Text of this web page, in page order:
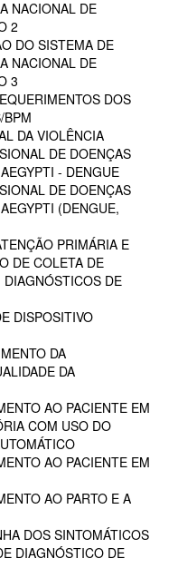
NACIONAL DE
2
DO SISTEMA DE
NACIONAL DE
3
DOS
BPM
DA VIOLÊNCIA
DE DOENÇAS
- DENGUE
DE DOENÇAS
(DENGUE,
PRIMÁRIA E
DE COLETA DE
DE
DISPOSITIVO
DA
DA
AO PACIENTE EM
COM USO DO
AO PACIENTE EM
AO PARTO E A
DOS SINTOMÁTICOS
DIAGNÓSTICO DE